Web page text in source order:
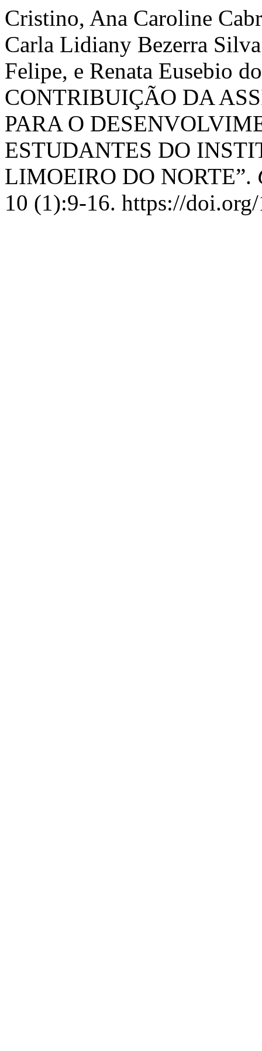
Cristino, Ana Caroline
Carla Lidiany Bezerra
Felipe, e Renata Eusebio
CONTRIBUIÇÃO DA
PARA O
ESTUDANTES DO
LIMOEIRO DO NORTE”.
10 (1):9-16. https://